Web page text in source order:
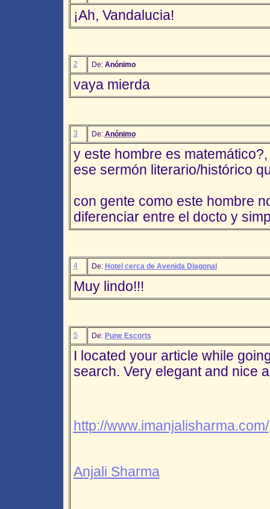
¡Ah, Vandalucia!
2 De: Anónimo
vaya mierda
3 De: Anónimo
y este hombre es
ese sermón literario/histórico
con gente como este hombre
diferenciar entre el docto y
4 De: Hotel cerca de Avenida Diagonal
Muy lindo!!!
5 De: Pune Escorts
I located your article while
search. Very elegant and nice
http://www.imanjalisharma.com/
Anjali Sharma